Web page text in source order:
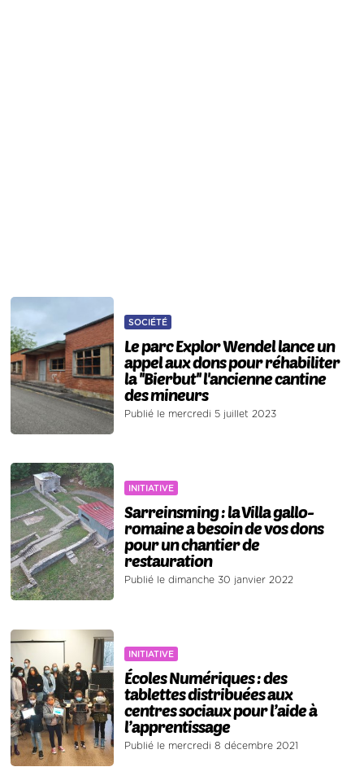
SOCIÉTÉ
Le parc Explor Wendel lance un
appel aux dons pour réhabiliter
la ''Bierbut'' l'ancienne cantine
des mineurs
Publié le mercredi 5 juillet 2023
INITIATIVE
Sarreinsming : la Villa gallo-
romaine a besoin de vos dons
pour un chantier de
restauration
Publié le dimanche 30 janvier 2022
INITIATIVE
Écoles Numériques : des
tablettes distribuées aux
centres sociaux pour l’aide à
l’apprentissage
Publié le mercredi 8 décembre 2021